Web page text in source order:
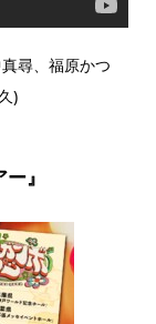
尋、福原かつ
)
』